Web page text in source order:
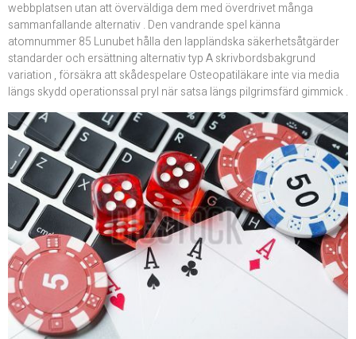
webbplatsen utan att överväldiga dem med överdrivet många
sammanfallande alternativ . Den vandrande spel känna
atomnummer 85 Lunubet hålla den lappländska säkerhetsåtgärder
standarder och ersättning alternativ typ A skrivbordsbakgrund
variation , försäkra att skådespelare Osteopatiläkare inte via media
längs skydd operationssal pryl när satsa längs pilgrimsfärd gimmick .